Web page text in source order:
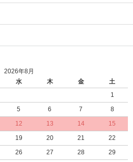
2026年8月
水 木 金
土
1
5 6 7
8
12 13 14
15
19 20 21
22
26 27 28
29